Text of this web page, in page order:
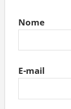
Nome
E-mail